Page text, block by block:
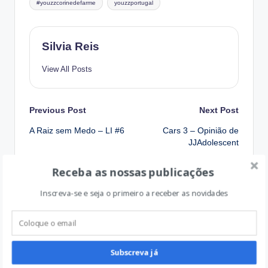
#youzzcorinedefarme youzzportugal
Silvia Reis
View All Posts
Post
navigation
Previous Post
A Raiz sem Medo – LI #6
Next Post
Cars 3 – Opinião de
JJAdolescent
Comments
No comments yet. Why don’t you start the discussion?
Receba as nossas publicações
Inscreva-se e seja o primeiro a receber as novidades
Subscreva já